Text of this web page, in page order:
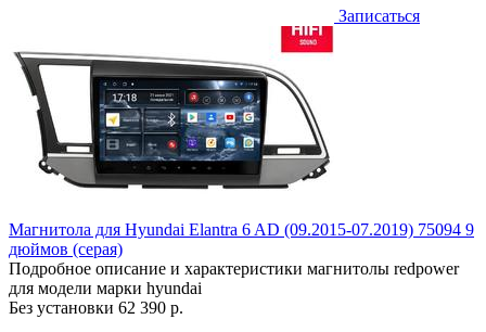
Записаться
Магнитола для Hyundai Elantra 6 AD (09.2015-07.2019) 75094 9
дюймов (серая)
Подробное описание и характеристики магнитолы redpower
для модели марки hyundai
Без установки 62 390 р.